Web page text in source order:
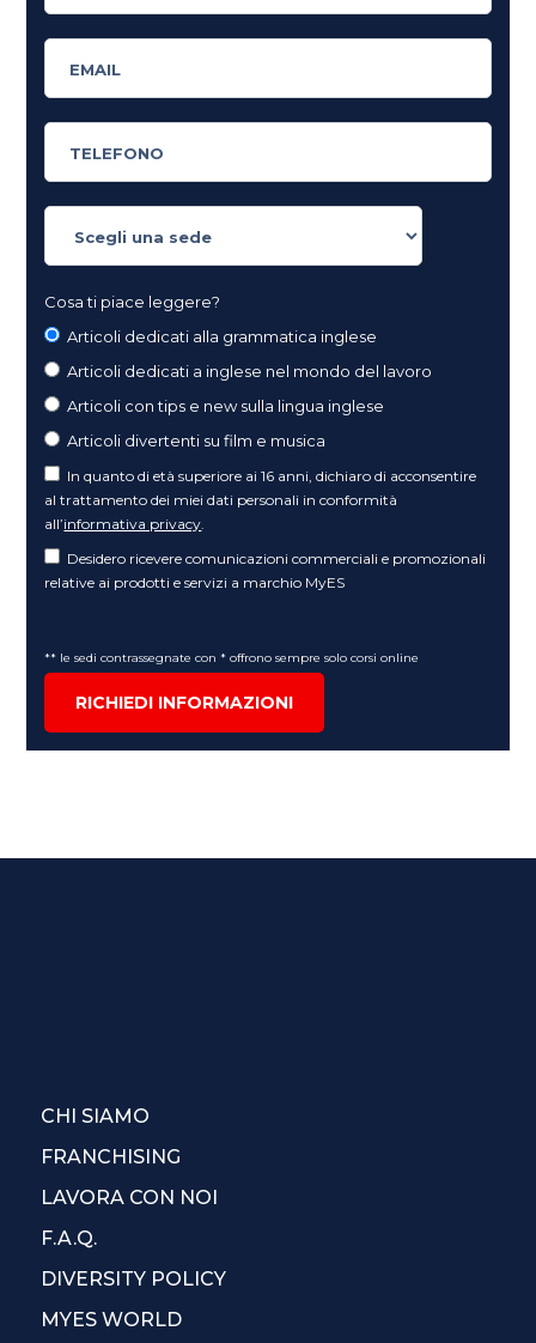
Cosa ti piace leggere?
Articoli dedicati alla grammatica inglese
Articoli dedicati a inglese nel mondo del lavoro
Articoli con tips e new sulla lingua inglese
Articoli divertenti su film e musica
In quanto di età superiore ai 16 anni, dichiaro di acconsentire
al trattamento dei miei dati personali in conformità
all’informativa privacy
Desidero ricevere comunicazioni commerciali e promozionali
relative ai prodotti e servizi a marchio MyES
** le sedi contrassegnate con * offrono sempre solo corsi online
RICHIEDI INFORMAZIONI
CHI SIAMO
FRANCHISING
LAVORA CON NOI
F.A.Q.
DIVERSITY POLICY
MYES WORLD